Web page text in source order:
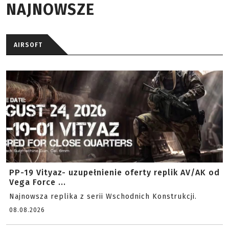
NAJNOWSZE
AIRSOFT
PP-19 Vityaz- uzupełnienie oferty replik AV/AK od
Vega Force ...
Najnowsza replika z serii Wschodnich Konstrukcji.
08.08.2026